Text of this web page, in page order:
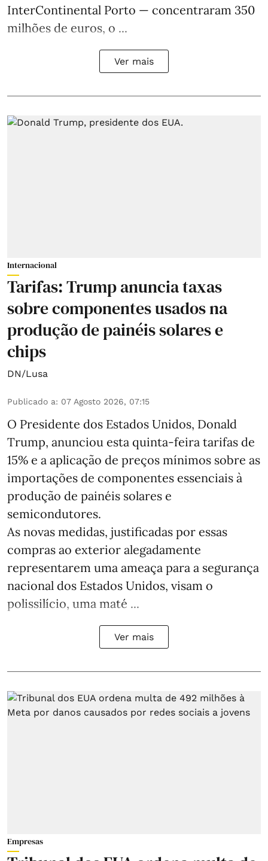
InterContinental Porto — concentraram 350
milhões de euros, o ...
Ver mais
Internacional
Tarifas: Trump anuncia taxas
sobre componentes usados na
produção de painéis solares e
chips
DN/Lusa
Publicado a: 07 Agosto 2026, 07:15
O Presidente dos Estados Unidos, Donald
Trump, anunciou esta quinta-feira tarifas de
15% e a aplicação de preços mínimos sobre as
importações de componentes essenciais à
produção de painéis solares e
semicondutores.
As novas medidas, justificadas por essas
compras ao exterior alegadamente
representarem uma ameaça para a segurança
nacional dos Estados Unidos, visam o
polissilício, uma maté ...
Ver mais
Empresas